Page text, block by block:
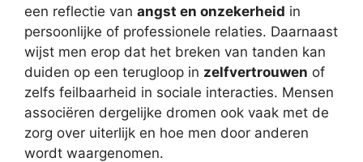
een reflectie van angst en onzekerheid in
persoonlijke of professionele relaties. Daarnaast
wijst men erop dat het breken van tanden kan
duiden op een terugloop in zelfvertrouwen of
zelfs feilbaarheid in sociale interacties. Mensen
associëren dergelijke dromen ook vaak met de
zorg over uiterlijk en hoe men door anderen
wordt waargenomen.